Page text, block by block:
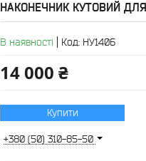
НАКОНЕЧНИК КУТОВИЙ
В наявності Код: НУ1406
14 000 ₴
Купити
+380 (50) 310-85-50